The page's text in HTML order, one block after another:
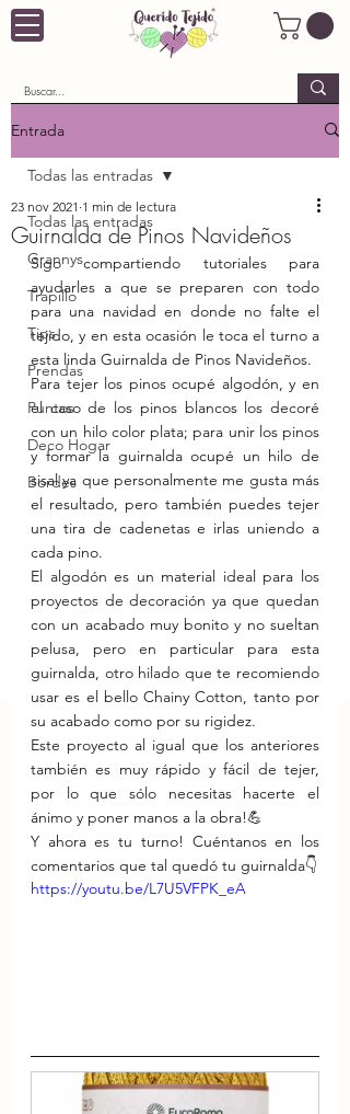
Entrada
Todas las entradas
Grannys
Trapillo
Tips
Prendas
Puntos
Deco Hogar
Bordes
Todas las entradas
Guirnalda de Pinos Navideños
23 nov 2021 1 min de lectura
Sigo compartiendo tutoriales para
ayudarles a que se preparen con todo
para una navidad en donde no falte el
tejido, y en esta ocasión le toca el turno a
esta linda Guirnalda de Pinos Navideños.
Para tejer los pinos ocupé algodón, y en
el caso de los pinos blancos los decoré
con un hilo color plata; para unir los pinos
y formar la guirnalda ocupé un hilo de
sisal ya que personalmente me gusta más
el resultado, pero también puedes tejer
una tira de cadenetas e irlas uniendo a
cada pino.
El algodón es un material ideal para los
proyectos de decoración ya que quedan
con un acabado muy bonito y no sueltan
pelusa, pero en particular para esta
guirnalda, otro hilado que te recomiendo
usar es el bello Chainy Cotton, tanto por
su acabado como por su rigidez.
Este proyecto al igual que los anteriores
también es muy rápido y fácil de tejer,
por lo que sólo necesitas hacerte el
ánimo y poner manos a la obra!💪
Y ahora es tu turno! Cuéntanos en los
comentarios que tal quedó tu guirnalda👇
https://youtu.be/L7U5VFPK_eA